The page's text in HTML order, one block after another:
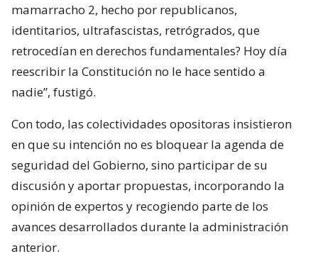
mamarracho 2, hecho por republicanos,
identitarios, ultrafascistas, retrógrados, que
retrocedían en derechos fundamentales? Hoy día
reescribir la Constitución no le hace sentido a
nadie”, fustigó.
Con todo, las colectividades opositoras insistieron
en que su intención no es bloquear la agenda de
seguridad del Gobierno, sino participar de su
discusión y aportar propuestas, incorporando la
opinión de expertos y recogiendo parte de los
avances desarrollados durante la administración
anterior.